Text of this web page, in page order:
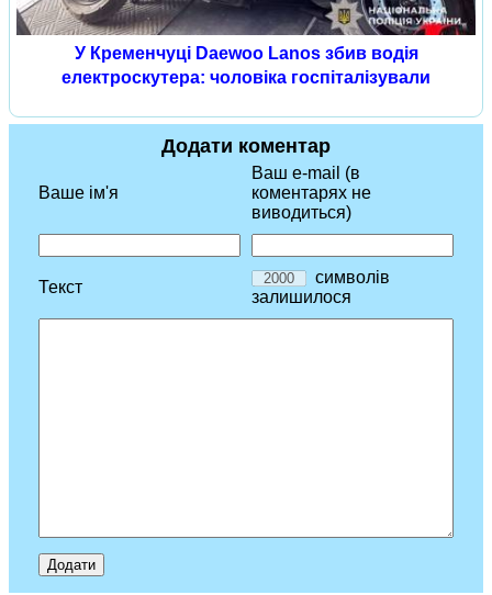
У Кременчуці Daewoo Lanos збив водія
електроскутера: чоловіка госпіталізували
Додати коментар
Ваше ім'я
Ваш e-mail (в
коментарях не
виводиться)
Текст
символів
залишилося